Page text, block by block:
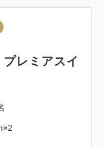
レミアスイ